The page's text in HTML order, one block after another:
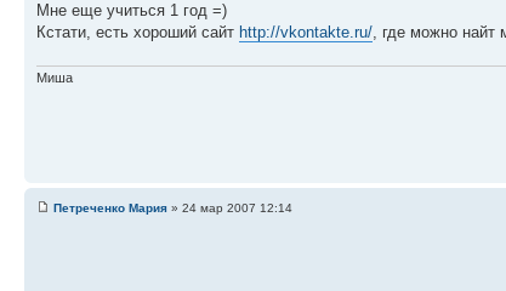
Мне еще учиться 1 год =)
Кстати, есть хороший сайт http://vkontakte.ru/, где можно найт
Миша
Петреченко Мария » 24 мар 2007 12:14